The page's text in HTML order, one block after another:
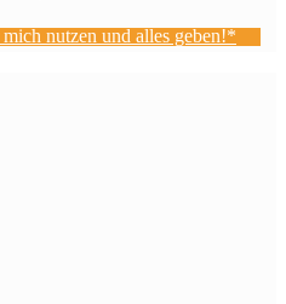
nutzen und alles geben!*